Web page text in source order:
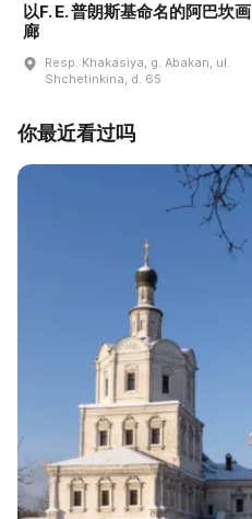
以F. E. 普朗斯基命名的阿巴坎画
廊
Resp. Khakasiya, g. Abakan, ul.
Shchetinkina, d. 65
你最近看过吗